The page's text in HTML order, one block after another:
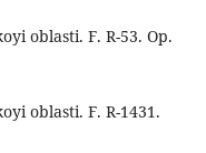
oblasti. F. R-53. Op.
oblasti. F. R-1431.